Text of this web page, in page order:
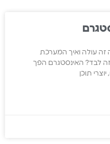
זה עולה ואיך המערכת
לבד? האינסטגרם הפך
תוכן